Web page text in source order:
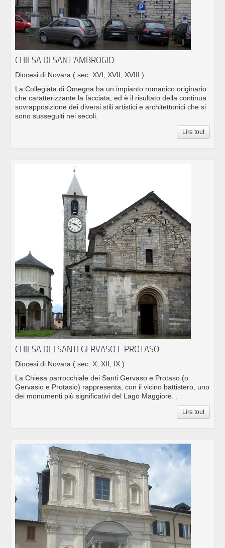
CHIESA DI SANT'AMBROGIO
Diocesi di Novara ( sec. XVI; XVII; XVIII )
La Collegiata di Omegna ha un impianto romanico originario
che caratterizzante la facciata, ed è il risultato della continua
sovrapposizione dei diversi stili artistici e architettonici che si
sono susseguiti nei secoli.
Lire tout
CHIESA DEI SANTI GERVASO E PROTASO
Diocesi di Novara ( sec. X; XII; IX )
La Chiesa parrocchiale dei Santi Gervaso e Protaso (o
Gervasio e Protasio) rappresenta, con il vicino battistero, uno
dei monumenti più significativi del Lago Maggiore. .
Lire tout